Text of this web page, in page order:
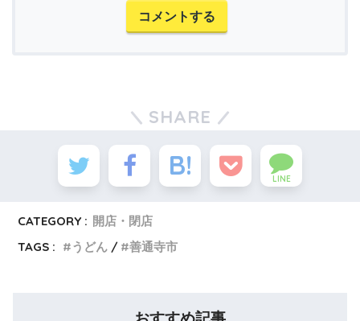
コメントする
SHARE
LINE
CATEGORY : 開店・閉店
TAGS :
うどん 善通寺市